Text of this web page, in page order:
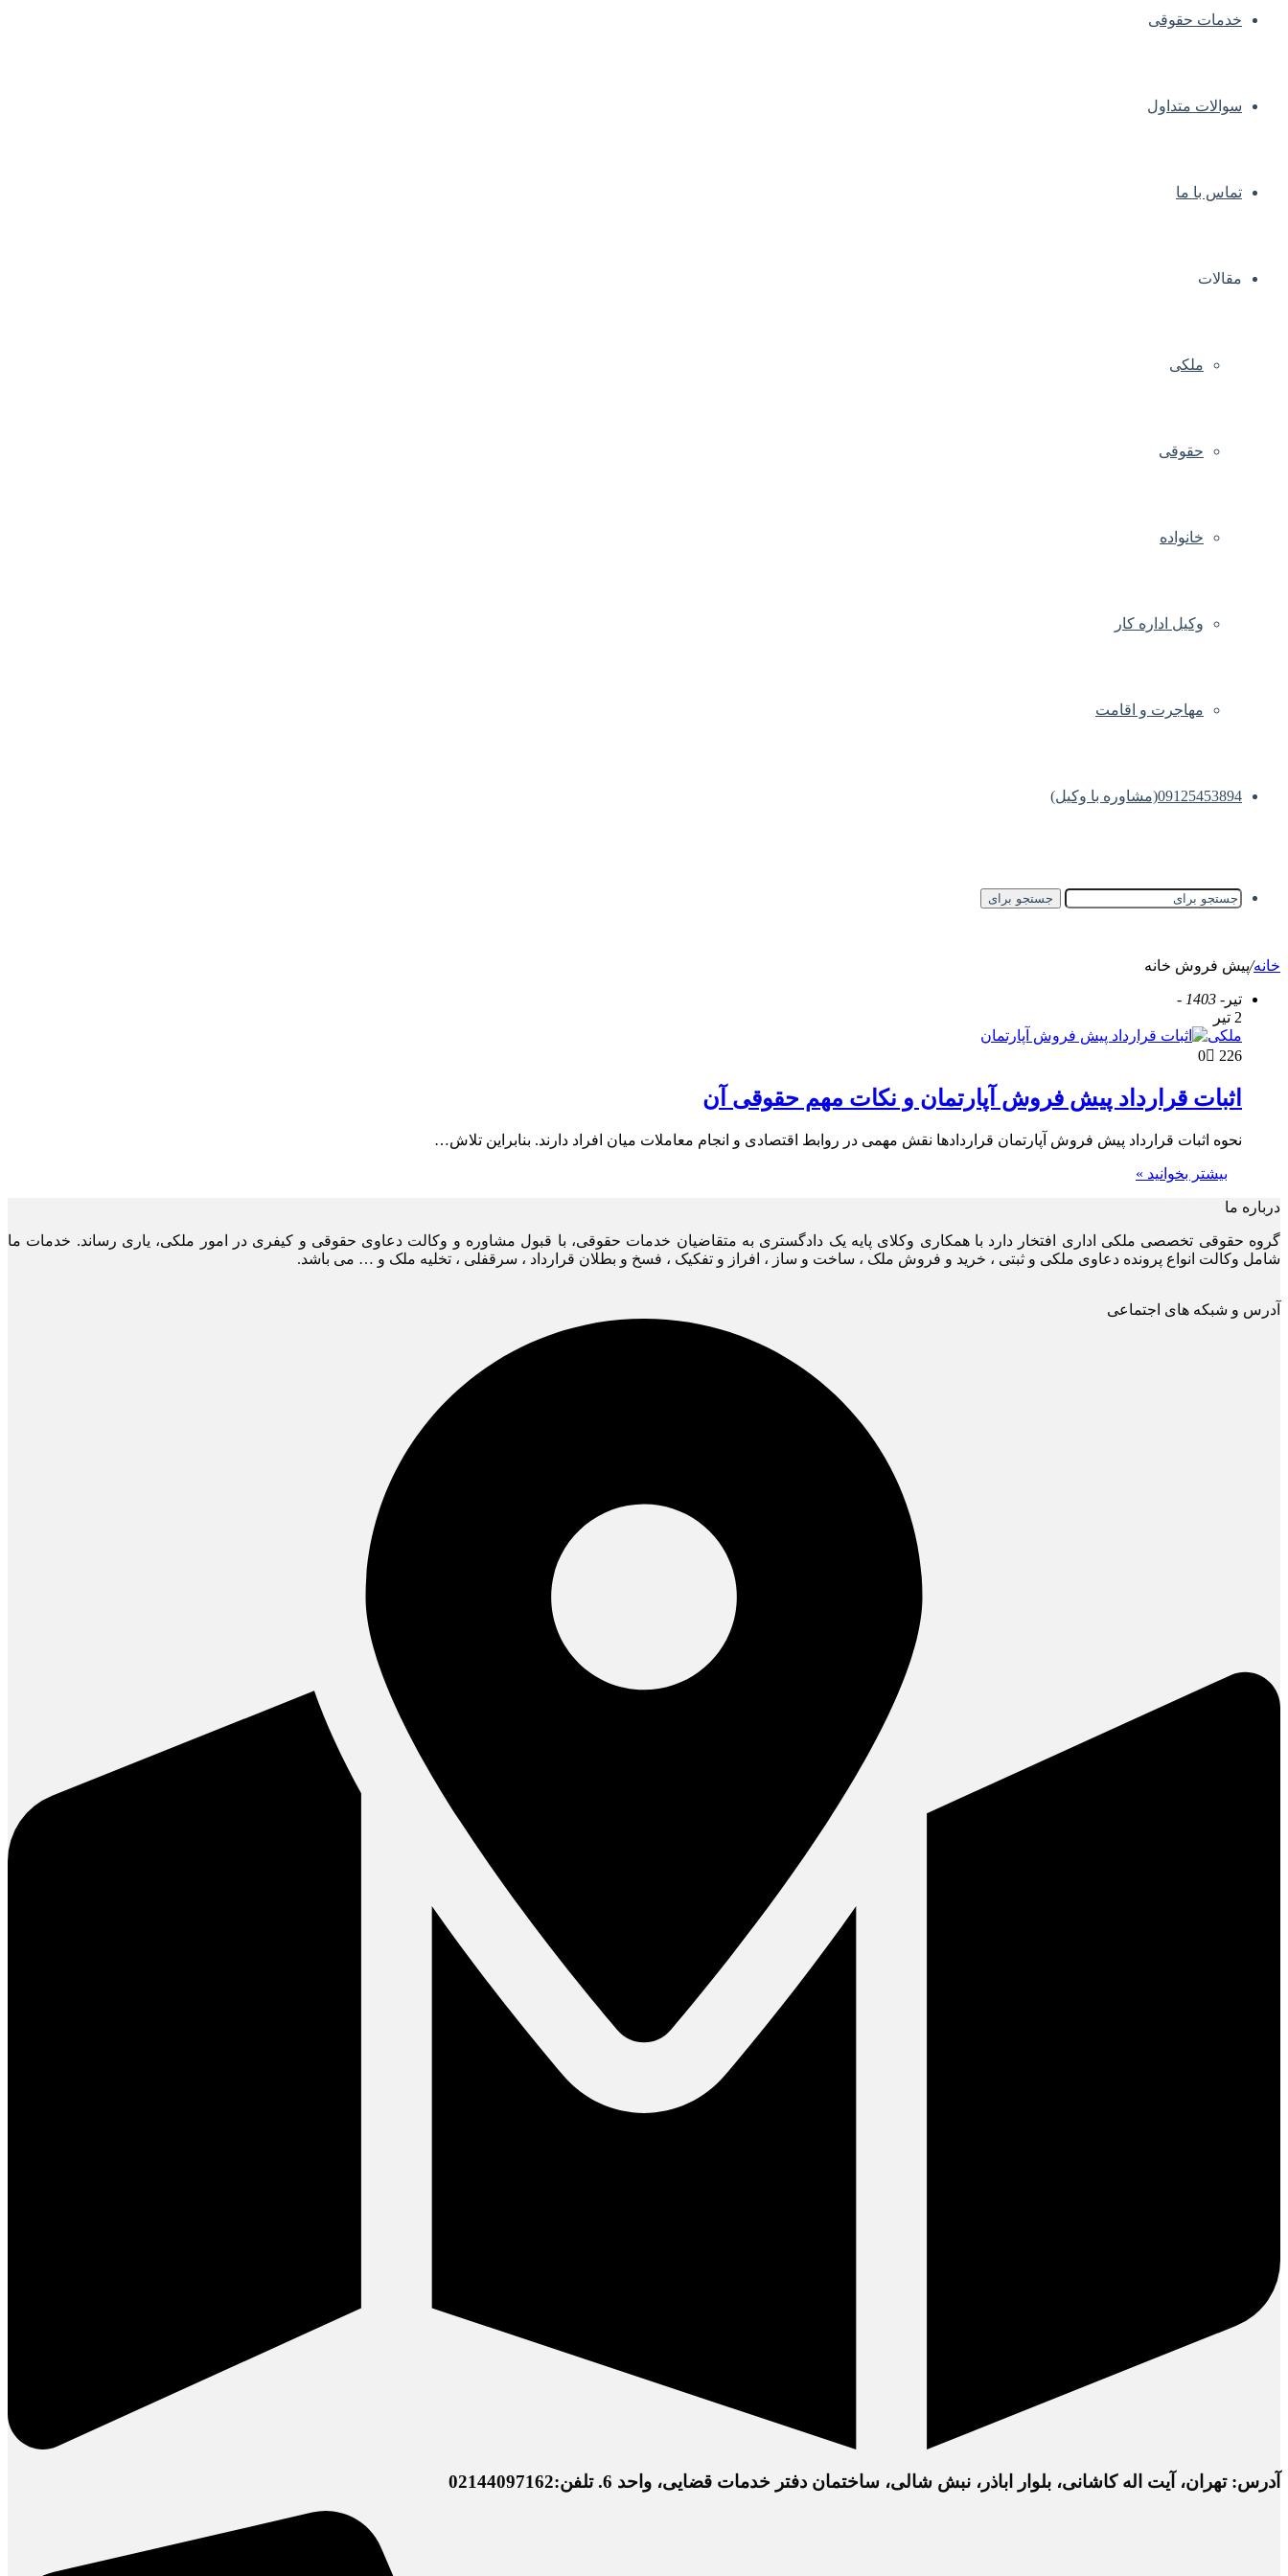
خدمات حقوقی
سوالات متداول
تماس با ما
مقالات
ملکی
حقوقی
خانواده
وکیل اداره کار
مهاجرت و اقامت
09125453894(مشاوره با وکیل)
جستجو برای
خانه/پیش فروش خانه
تیر - 1403 -
2 تیر
ملکی
0
226
اثبات قرارداد پیش فروش آپارتمان و نکات مهم حقوقی آن
نحوه اثبات قرارداد پیش فروش آپارتمان قراردادها نقش مهمی در روابط اقتصادی و انجام معاملات میان افراد دارند. بنابراین تلاش…
بیشتر بخوانید »
درباره ما
گروه حقوقی تخصصی ملکی اداری افتخار دارد با همکاری وکلای پایه یک دادگستری به متقاضیان خدمات حقوقی، با قبول مشاوره و وکالت دعاوی حقوقی و کیفری در امور ملکی، یاری رساند. خدمات ما
شامل وکالت انواع پرونده دعاوی ملکی و ثبتی ، خرید و فروش ملک ، ساخت و ساز ، افراز و تفکیک ، فسخ و بطلان قرارداد ، سرقفلی ، تخلیه ملک و … می باشد.
آدرس و شبکه های اجتماعی
آدرس: تهران، آیت اله کاشانی، بلوار اباذر، نبش شالی، ساختمان دفتر خدمات قضایی، واحد 6. تلفن:02144097162